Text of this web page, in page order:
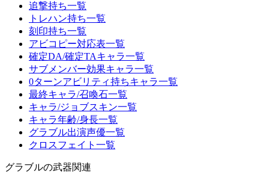
追撃持ち一覧
トレハン持ち一覧
刻印持ち一覧
アビコピー対応表一覧
確定DA/確定TAキャラ一覧
サブメンバー効果キャラ一覧
0ターンアビリティ持ちキャラ一覧
最終キャラ/召喚石一覧
キャラ/ジョブスキン一覧
キャラ年齢/身長一覧
グラブル出演声優一覧
クロスフェイト一覧
グラブルの武器関連